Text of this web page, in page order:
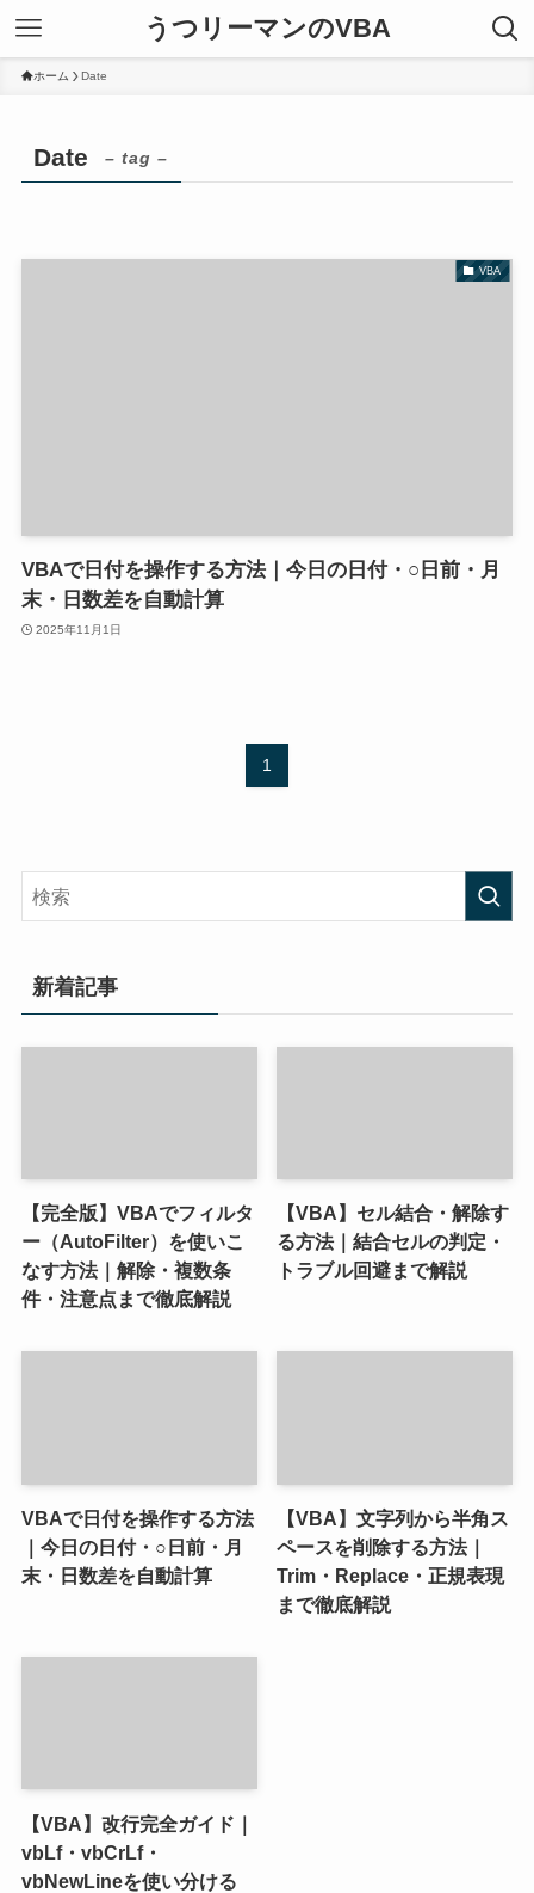
うつリーマンのVBA
ホーム Date
Date – tag –
VBA
VBAで日付を操作する方法｜今日の日付・○日前・月
末・日数差を自動計算
2025年11月1日
1
新着記事
【完全版】VBAでフィルタ
ー（AutoFilter）を使いこ
なす方法｜解除・複数条
件・注意点まで徹底解説
【VBA】セル結合・解除す
る方法｜結合セルの判定・
トラブル回避まで解説
VBAで日付を操作する方法
｜今日の日付・○日前・月
末・日数差を自動計算
【VBA】文字列から半角ス
ペースを削除する方法｜
Trim・Replace・正規表現
まで徹底解説
【VBA】改行完全ガイド｜
vbLf・vbCrLf・
vbNewLineを使い分ける